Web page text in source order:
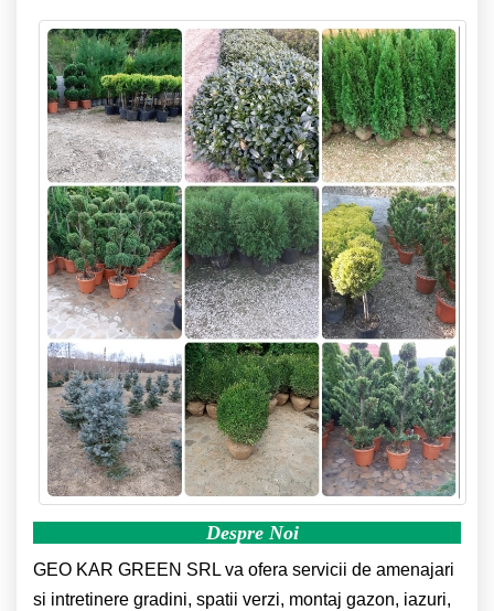
Despre Noi
GEO KAR GREEN SRL va ofera servicii de amenajari
si intretinere gradini, spatii verzi, montaj gazon, iazuri,